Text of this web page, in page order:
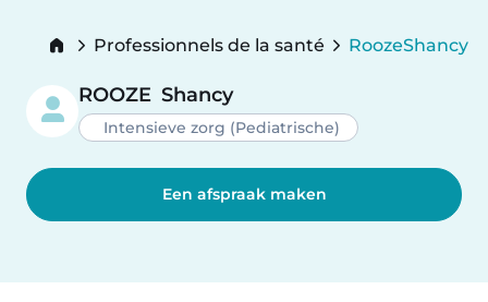
Breadcrumb
Professionnels de la santé RoozeShancy
ROOZE Shancy
Intensieve zorg (Pediatrische)
Een afspraak maken